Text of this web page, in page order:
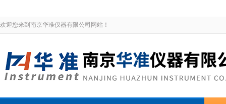
欢迎您来到南京华准仪器有限公司网站！